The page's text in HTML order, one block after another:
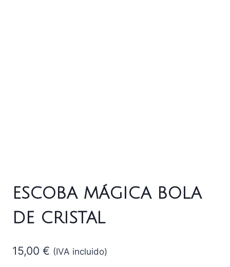
ESCOBA MÁGICA BOLA
DE CRISTAL
15,00 € (IVA incluido)